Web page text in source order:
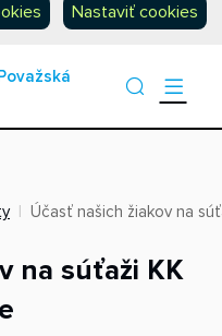
Nastaviť cookies
Účasť našich žiakov na
na súťaži KK